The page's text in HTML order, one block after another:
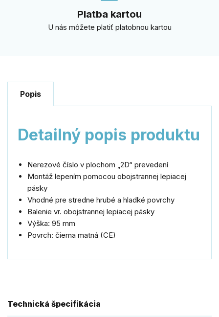
Platba kartou
U nás môžete platiť platobnou kartou
Popis
Detailný popis produktu
Nerezové číslo v plochom „2D“ prevedení
Montáž lepením pomocou obojstrannej lepiacej
pásky
Vhodné pre stredne hrubé a hladké povrchy
Balenie vr. obojstrannej lepiacej pásky
Výška: 95 mm
Povrch: čierna matná (CE)
Technická špecifikácia